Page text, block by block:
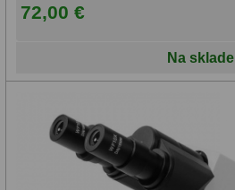
72,00 €
Na sklade